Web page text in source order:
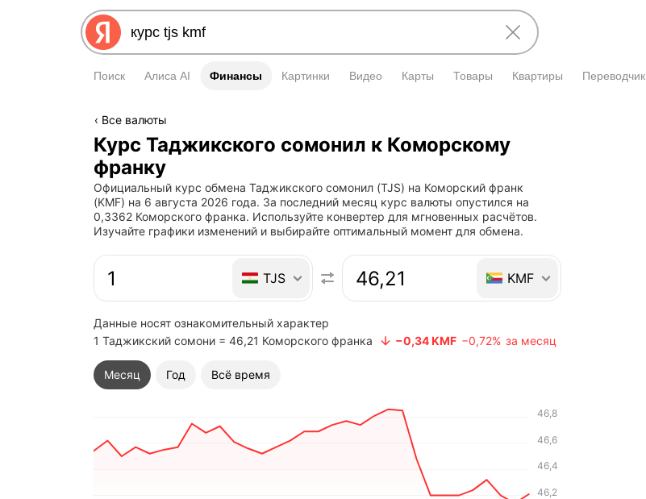
Поиск Алиса AI Финансы
Финансы Картинки Видео Карты Товары Квартиры Переводчик
Все валюты
Курс Таджикского сомонил к Коморскому
франку
Официальный курс обмена Таджикского сомонил (TJS) на Коморский франк
(KMF) на 6 августа 2026 года. За последний месяц курс валюты опустился на
0,3362 Коморского франка. Используйте конвертер для мгновенных расчётов.
Изучайте графики изменений и выбирайте оптимальный момент для обмена.
Быстрый ответ: конвертер валют
TJS KMF
Данные носят ознакомительный характер
1 Таджикский сомони = 46,21 Коморского франка
Курс валюты опустился на −0,34 KMF
−0,34 KMF −0,72% за месяц
Месяц Год Всё время
46,2
46,4
46,6
46,8